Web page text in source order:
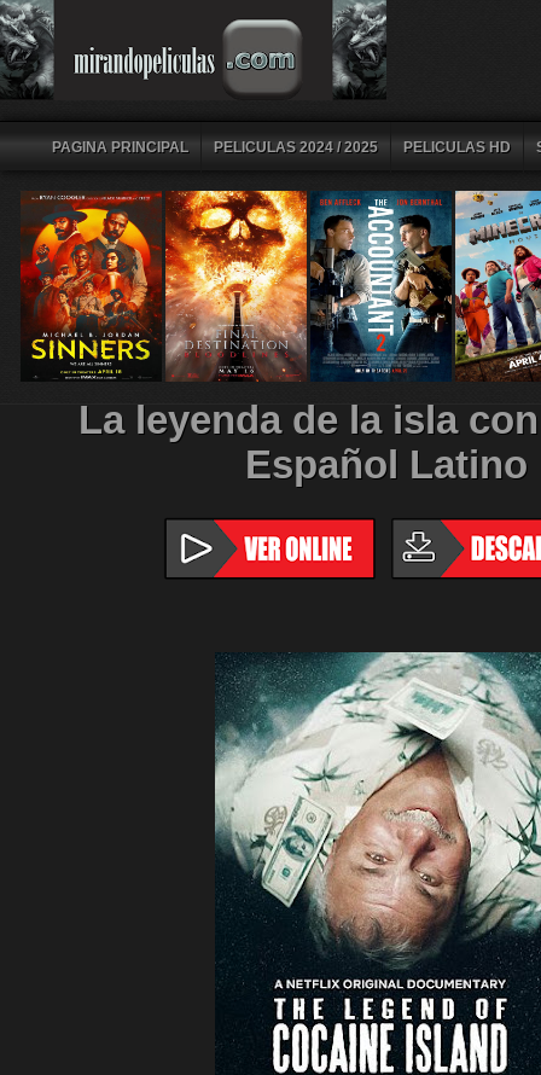
PAGINA PRINCIPAL PELICULAS 2024 / 2025 PELICULAS HD
La leyenda de la isla
Español Latino